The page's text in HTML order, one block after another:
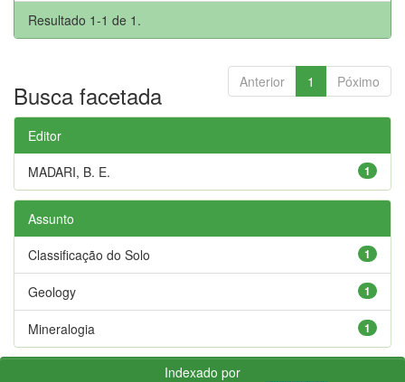
Resultado 1-1 de 1.
Anterior 1 Póximo
Busca facetada
Editor
1
MADARI, B. E.
Assunto
1
Classificação do Solo
1
Geology
1
Mineralogia
Indexado por